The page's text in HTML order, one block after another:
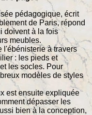
pédagogique, écrit
de Paris, répond
doivent à la fois
meubles.
l'ébénisterie à travers
: les pieds et
les socles. Pour
modèles de styles
est ensuite expliquée
dépasser les
bien à la conception,